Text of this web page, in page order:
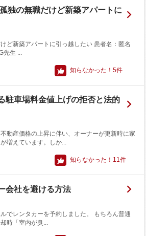
独の無職だけど新築アパートに
ど新築アパートに引っ越したい 患者名：匿名
先生 ...
知らなかった！ 5件
駐車場料金値上げの拒否と法的
動産価格の上昇に伴い、オーナーが更新時に家
増えています。しか...
知らなかった！ 11件
会社を避ける方法
でレンタカーを予約しました。 もちろん普通
時「室内が臭...